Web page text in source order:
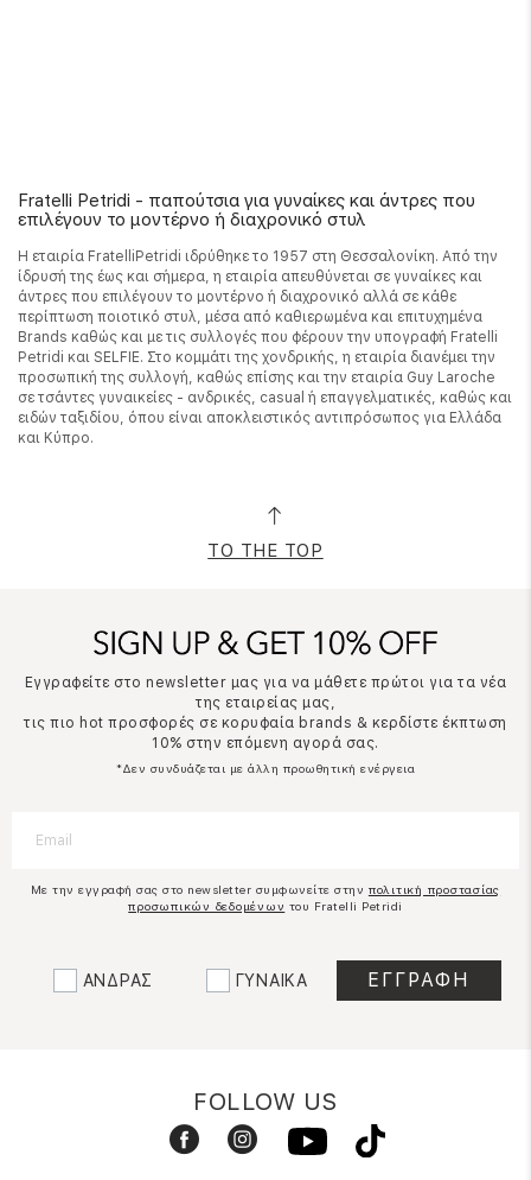
Fratelli Petridi - παπούτσια για γυναίκες και άντρες που
επιλέγουν το μοντέρνο ή διαχρονικό στυλ
Η εταιρία FratelliPetridi ιδρύθηκε το 1957 στη Θεσσαλονίκη. Από την
ίδρυσή της έως και σήμερα, η εταιρία απευθύνεται σε γυναίκες και
άντρες που επιλέγουν το μοντέρνο ή διαχρονικό αλλά σε κάθε
περίπτωση ποιοτικό στυλ, μέσα από καθιερωμένα και επιτυχημένα
Brands καθώς και με τις συλλογές που φέρουν την υπογραφή Fratelli
Petridi και SELFIE. Στο κομμάτι της χονδρικής, η εταιρία διανέμει την
προσωπική της συλλογή, καθώς επίσης και την εταιρία Guy Laroche
σε τσάντες γυναικείες - ανδρικές, casual ή επαγγελματικές, καθώς και
ειδών ταξιδίου, όπου είναι αποκλειστικός αντιπρόσωπος για Ελλάδα
και Κύπρο.
TO THE TOP
Εγγραφείτε στο newsletter μας για να μάθετε πρώτοι για τα νέα
της εταιρείας μας,
τις πιο hot προσφορές σε κορυφαία brands & κερδίστε έκπτωση
10% στην επόμενη αγορά σας.
*Δεν συνδυάζεται με άλλη προωθητική ενέργεια
Με την εγγραφή σας στο newsletter συμφωνείτε στην πολιτική προστασίας
προσωπικών δεδομένων του Fratelli Petridi
ΑΝΔΡΑΣ ΓΥΝΑΙΚΑ
FOLLOW US